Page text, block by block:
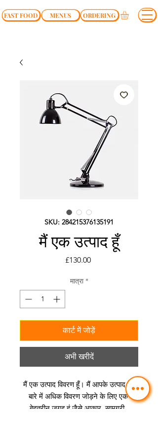
FAST FOOD MENUS ORDERING
SKU: 284215376135191
मैं एक उत्पाद हूँ
£130.00मूल्य
मात्रा *
कार्ट में जोड़ें
अभी खरीदें
मैं एक उत्पाद विवरण हूँ। मैं आपके उत्पाद के
बारे में अधिक विवरण जोड़ने के लिए एक
बेहतरीन जगह हूं जैसे आकार, सामग्री,